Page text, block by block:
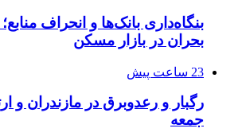
بنگاه‌داری بانک‌ها و انحراف
بحران در بازار مسکن
23 ساعت پیش
رگبار و رعدوبرق در مازندران و
جمعه